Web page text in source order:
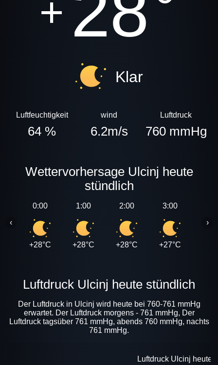
+
Klar
Luftfeuchtigkeit
64 %
wind
6.2m/s
Luftdruck
760 mmHg
Wettervorhersage Ulcinj heute
stündlich
0:00
+28°C
1:00
+28°C
2:00
+28°C
3:00
+27°C
‹ ›
Luftdruck Ulcinj heute stündlich
Der Luftdruck in Ulcinj wird heute bei 760-761 mmHg
erwartet. Der Luftdruck morgens - 761 mmHg, Der
Luftdruck tagsüber 761 mmHg, abends 760 mmHg, nachts
761 mmHg.
Luftdruck Ulcinj heute